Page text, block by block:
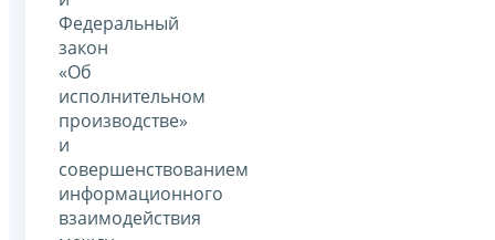
Федеральный
закон
«Об
исполнительном
производстве»
и
совершенствованием
информационного
взаимодействия